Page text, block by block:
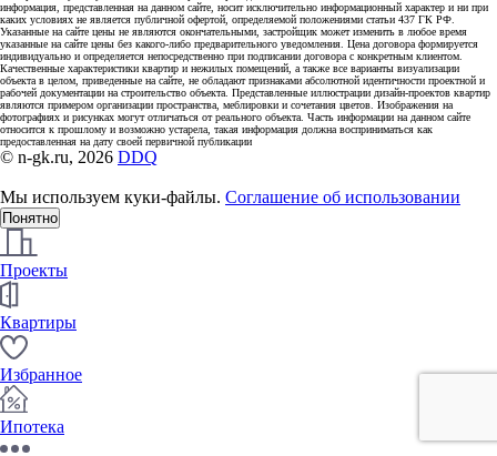
информация, представленная на данном сайте, носит исключительно информационный характер и ни при
каких условиях не является публичной офертой, определяемой положениями статьи 437 ГК РФ.
Указанные на сайте цены не являются окончательными, застройщик может изменить в любое время
указанные на сайте цены без какого-либо предварительного уведомления. Цена договора формируется
индивидуально и определяется непосредственно при подписании договора с конкретным клиентом.
Качественные характеристики квартир и нежилых помещений, а также все варианты визуализации
объекта в целом, приведенные на сайте, не обладают признаками абсолютной идентичности проектной и
рабочей документации на строительство объекта. Представленные иллюстрации дизайн-проектов квартир
являются примером организации пространства, меблировки и сочетания цветов. Изображения на
фотографиях и рисунках могут отличаться от реального объекта. Часть информации на данном сайте
относится к прошлому и возможно устарела, такая информация должна восприниматься как
предоставленная на дату своей первичной публикации
© n-gk.ru, 2026 DDQ
Мы используем куки-файлы. Соглашение об использовании
Понятно
Проекты
Квартиры
Избранное
Ипотека